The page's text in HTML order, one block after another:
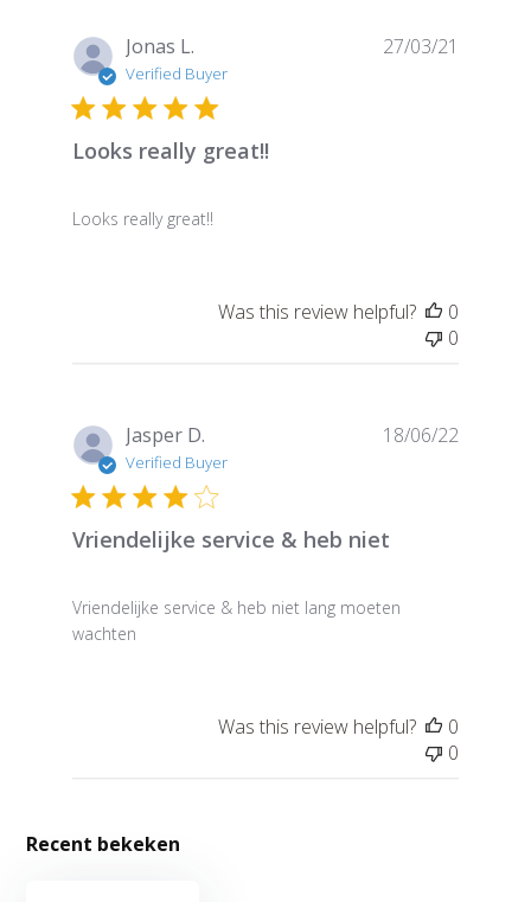
Jonas L.
Verified Buyer
Looks really great!!
Looks really great!!
27/03/21
Was this review helpful?
0
0
Jasper D.
Verified Buyer
Vriendelijke service & heb niet
Vriendelijke service & heb niet lang moeten
wachten
18/06/22
Was this review helpful?
0
0
Recent bekeken